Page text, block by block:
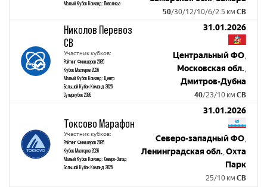
Малый Кубок Команд: Поволжье
50/30/12/10/6/2.5 км СВ
Николов Перевоз
СВ
Участник кубков:
Рейтинг Финишеров 2026
Кубок Мастеров 2026
Малый Кубок Команд: Центр
Большой Кубок Команд 2026
Суперкубок 2026
31.01.2026
Центральный ФО,
Московская обл.,
Дмитров-Дубна
40/23/10 км СВ
Токсово Марафон
Участник кубков:
Рейтинг Финишеров 2026
Кубок Мастеров 2026
Малый Кубок Команд: Северо-Запад
Большой Кубок Команд 2026
31.01.2026
Северо-западный ФО,
Ленинградская обл.,Охта
Парк
25/10 км СВ